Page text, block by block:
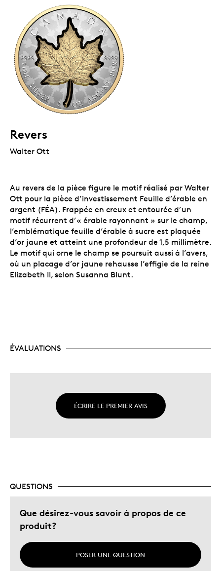
Revers
Walter Ott
Au revers de la pièce figure le motif réalisé par Walter
Ott pour la pièce d’investissement Feuille d’érable en
argent (FÉA). Frappée en creux et entourée d’un
motif récurrent d’« érable rayonnant » sur le champ,
l’emblématique feuille d’érable à sucre est plaquée
d’or jaune et atteint une profondeur de 1,5 millimètre.
Le motif qui orne le champ se poursuit aussi à l’avers,
où un placage d’or jaune rehausse l’effigie de la reine
Elizabeth II, selon Susanna Blunt.
ÉVALUATIONS
ÉCRIRE LE PREMIER AVIS
QUESTIONS
Que désirez-vous savoir à propos de ce
produit?
POSER UNE QUESTION